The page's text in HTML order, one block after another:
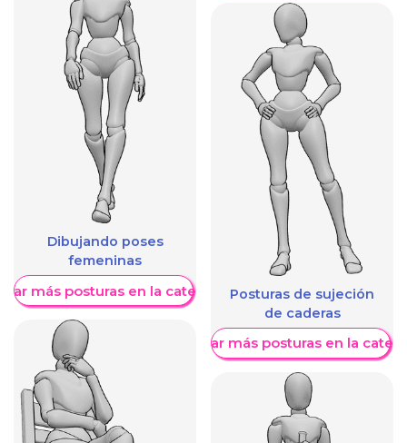
Dibujando poses
femeninas
más posturas en la categoríaPosturas de sujeción
de caderas
Mostrar más posturas en la